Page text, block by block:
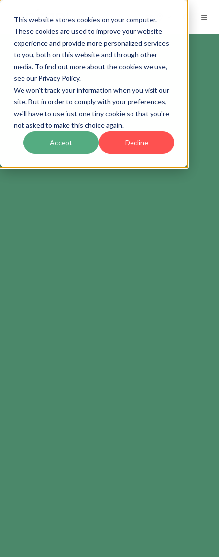
This website stores cookies on your computer.
These cookies are used to improve your website
experience and provide more personalized services
to you, both on this website and through other
media. To find out more about the cookies we use,
see our Privacy Policy.
We won't track your information when you visit our
site. But in order to comply with your preferences,
we'll have to use just one tiny cookie so that you're
not asked to make this choice again.
Accept Decline
ES